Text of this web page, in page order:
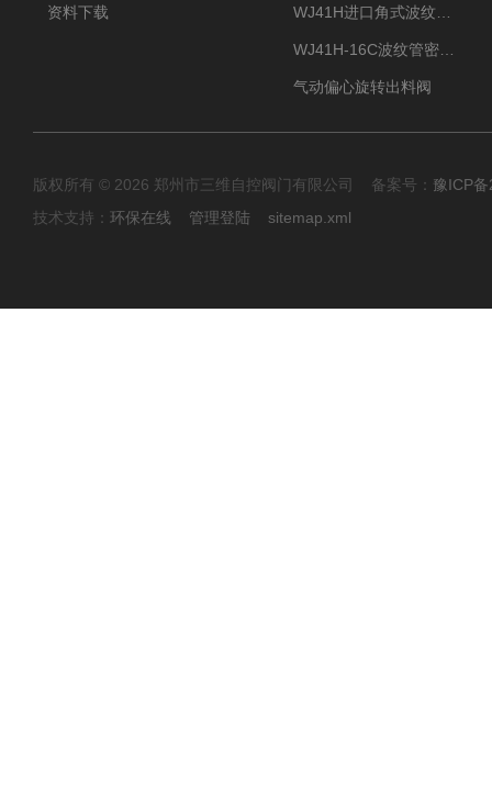
资料下载
气动偏心旋转出料阀
版权所有 © 2026 郑州市三维自控阀门有限公司 备案号： 豫ICP
技术支持： 环保在线 管理登陆 sitemap.xml